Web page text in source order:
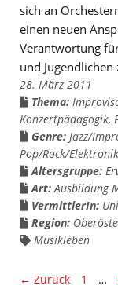
sich an
einen neuen
Verantwortung
und
28. März 2011
Thema:
Konzertpädagogik,
Genre: Jazz/
Pop/Rock/Elektronik
Altersgruppe:
Art: Ausbildung
VermittlerIn:
Region:
Musikleben
← Zurück Seite
1 …